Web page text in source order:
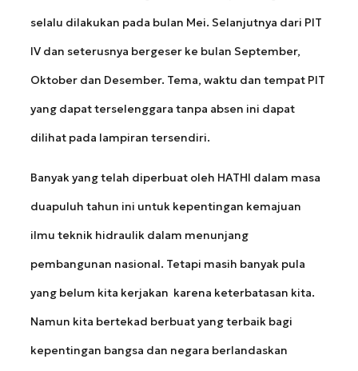
selalu dilakukan pada bulan Mei. Selanjutnya dari PIT
IV dan seterusnya bergeser ke bulan September,
Oktober dan Desember. Tema, waktu dan tempat PIT
yang dapat terselenggara tanpa absen ini dapat
dilihat pada lampiran tersendiri.
Banyak yang telah diperbuat oleh HATHI dalam masa
duapuluh tahun ini untuk kepentingan kemajuan
ilmu teknik hidraulik dalam menunjang
pembangunan nasional. Tetapi masih banyak pula
yang belum kita kerjakan karena keterbatasan kita.
Namun kita bertekad berbuat yang terbaik bagi
kepentingan bangsa dan negara berlandaskan